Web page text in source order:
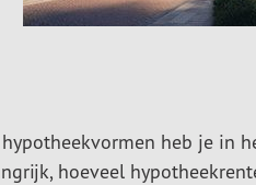
heb je in
hoeveel